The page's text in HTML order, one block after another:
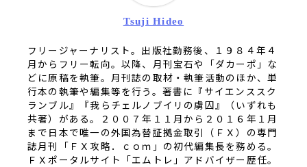
Tsuji Hideo
フリージャーナリスト。出版社勤務後、１９８４年４
月からフリー転向。以降、月刊宝石や「ダカーポ」な
どに原稿を執筆。月刊誌の取材・執筆活動のほか、単
行本の執筆や編集等を行う。著書に『サイエンススク
ランブル』『我らチェルノブイリの虜囚』（いずれも
共著）がある。２００７年１１月から２０１６年１月
まで日本で唯一の外国為替証拠金取引（ＦＸ）の専門
誌月刊「ＦＸ攻略．ｃｏｍ」の初代編集長を務める。
ＦＸポータルサイト「エムトレ」アドバイザー歴任。